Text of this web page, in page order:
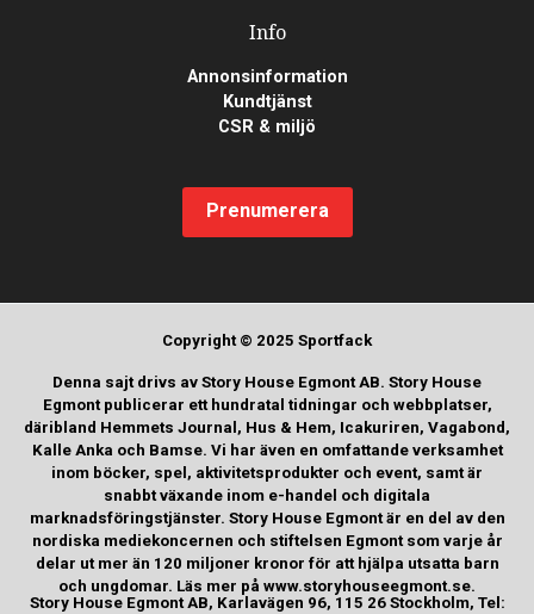
Info
Annonsinformation
Kundtjänst
CSR & miljö
Prenumerera
Copyright © 2025 Sportfack
Denna sajt drivs av Story House Egmont AB. Story House
Egmont publicerar ett hundratal tidningar och webbplatser,
däribland Hemmets Journal, Hus & Hem, Icakuriren, Vagabond,
Kalle Anka och Bamse. Vi har även en omfattande verksamhet
inom böcker, spel, aktivitetsprodukter och event, samt är
snabbt växande inom e-handel och digitala
marknadsföringstjänster. Story House Egmont är en del av den
nordiska mediekoncernen och stiftelsen Egmont som varje år
delar ut mer än 120 miljoner kronor för att hjälpa utsatta barn
och ungdomar. Läs mer på www.storyhouseegmont.se.
Story House Egmont AB, Karlavägen 96, 115 26 Stockholm, Tel: